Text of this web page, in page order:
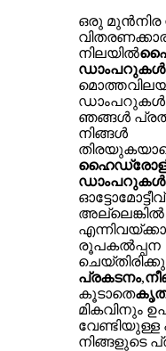
ഒരു മുൻനിര
നിലയിൽ
ഡാംപറുകൾ
ഡാംപറുകൾ
ഞങ്ങൾ
നിങ്ങൾ
ഡാംപറുകൾ
രൂപകൽപ്പന
പ്രകടനം,
കൂടാതെ
മികവിനും
നിങ്ങളുടെ